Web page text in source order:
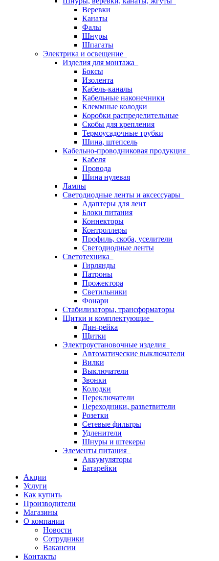
Веревки
Канаты
Фалы
Шнуры
Шпагаты
Электрика и освещение
Изделия для монтажа
Боксы
Изолента
Кабель-каналы
Кабельные наконечники
Клеммные колодки
Коробки распределительные
Скобы для крепления
Термоусадочные трубки
Шина, штепсель
Кабельно-проводниковая продукция
Кабеля
Провода
Шина нулевая
Лампы
Светодиодные ленты и аксессуары
Адаптеры для лент
Блоки питания
Коннекторы
Контроллеры
Профиль, скоба, уселители
Светодиодные ленты
Светотехника
Гирлянды
Патроны
Прожектора
Светильники
Фонари
Стабилизаторы, трансформаторы
Щитки и комплектующие
Дин-рейка
Щитки
Электроустановочные изделия
Автоматические выключатели
Вилки
Выключатели
Звонки
Колодки
Переключатели
Переходники, разветвители
Розетки
Сетевые фильтры
Удленители
Шнуры и штекеры
Элементы питания
Аккумуляторы
Батарейки
Акции
Услуги
Как купить
Производители
Магазины
О компании
Новости
Сотрудники
Вакансии
Контакты